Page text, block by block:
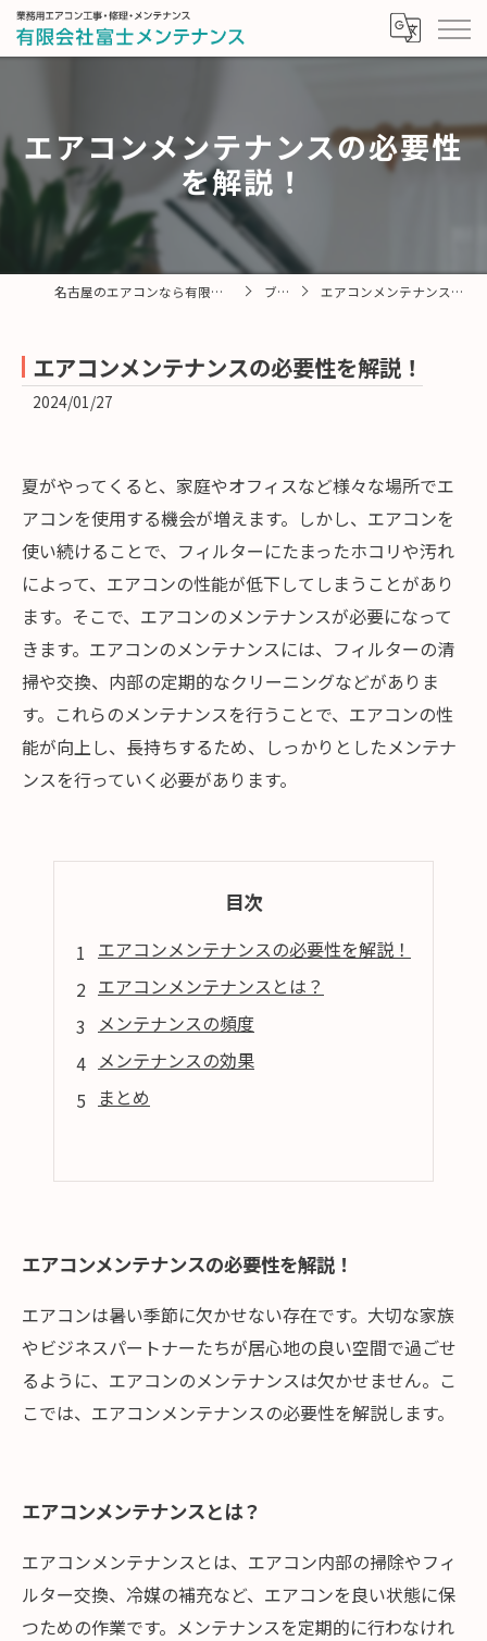
エアコンメンテナンスの必要性
を解説！
名古屋のエアコンなら有限会社富士メンテナンス ブログ エアコンメンテナンスの必要性を解説！
エアコンメンテナンスの必要性を解説！
2024/01/27
夏がやってくると、家庭やオフィスなど様々な場所でエ
アコンを使用する機会が増えます。しかし、エアコンを
使い続けることで、フィルターにたまったホコリや汚れ
によって、エアコンの性能が低下してしまうことがあり
ます。そこで、エアコンのメンテナンスが必要になって
きます。エアコンのメンテナンスには、フィルターの清
掃や交換、内部の定期的なクリーニングなどがありま
す。これらのメンテナンスを行うことで、エアコンの性
能が向上し、長持ちするため、しっかりとしたメンテナ
ンスを行っていく必要があります。
目次
エアコンメンテナンスの必要性を解説！
エアコンメンテナンスとは？
メンテナンスの頻度
メンテナンスの効果
まとめ
エアコンメンテナンスの必要性を解説！
エアコンは暑い季節に欠かせない存在です。大切な家族
やビジネスパートナーたちが居心地の良い空間で過ごせ
るように、エアコンのメンテナンスは欠かせません。こ
こでは、エアコンメンテナンスの必要性を解説します。
エアコンメンテナンスとは？
エアコンメンテナンスとは、エアコン内部の掃除やフィ
ルター交換、冷媒の補充など、エアコンを良い状態に保
つための作業です。メンテナンスを定期的に行わなけれ